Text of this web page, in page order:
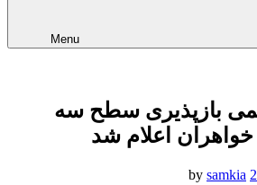
Menu
بازپذیری سطح سه
اعلام شد
samkia